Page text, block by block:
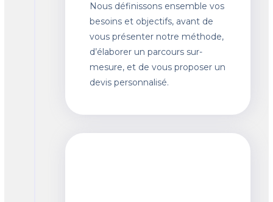
Nous définissons ensemble vos
besoins et objectifs, avant de
vous présenter notre méthode,
d’élaborer un parcours sur-
mesure, et de vous proposer un
devis personnalisé.